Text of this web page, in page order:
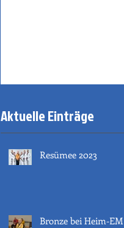
Aktuelle Einträge
Resümee 2023
Bronze bei Heim-EM